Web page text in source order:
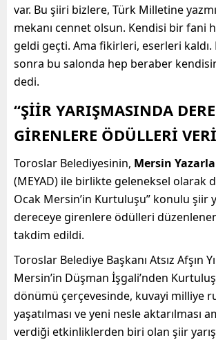
var. Bu şiiri bizlere, Türk Milletine
mekanı cennet olsun. Kendisi bir fani
geldi geçti. Ama fikirleri, eserleri kaldı.
sonra bu salonda hep beraber
dedi.
“ŞİİR YARIŞMASINDA
GİRENLERE ÖDÜLLERİ
Toroslar Belediyesinin, Mersin
(MEYAD) ile birlikte geleneksel olarak
Ocak Mersin’in Kurtuluşu” konulu şiir
dereceye girenlere ödülleri
takdim edildi.
Toroslar Belediye Başkanı Atsız Afşın
Mersin’in Düşman İşgali’nden
dönümü çerçevesinde, kuvayi milliye
yaşatılması ve yeni nesle aktarılması
verdiği etkinliklerden biri olan şiir